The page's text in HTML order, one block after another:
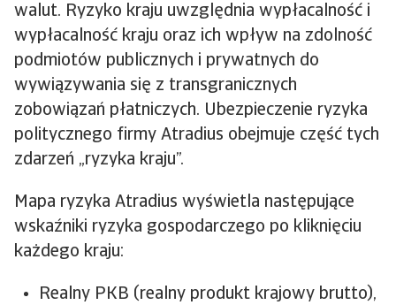
walut. Ryzyko kraju uwzględnia wypłacalność i
wypłacalność kraju oraz ich wpływ na zdolność
podmiotów publicznych i prywatnych do
wywiązywania się z transgranicznych
zobowiązań płatniczych. Ubezpieczenie ryzyka
politycznego firmy Atradius obejmuje część tych
zdarzeń „ryzyka kraju”.
Mapa ryzyka Atradius wyświetla następujące
wskaźniki ryzyka gospodarczego po kliknięciu
każdego kraju:
Realny PKB (realny produkt krajowy brutto),